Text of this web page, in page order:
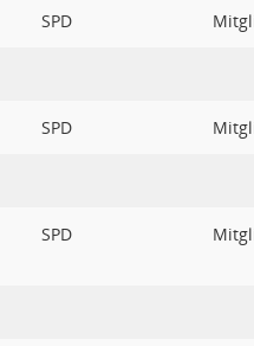
SPD
SPD
SPD